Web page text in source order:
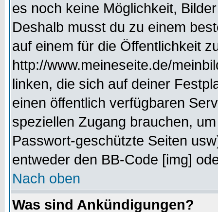
es noch keine Möglichkeit,
Deshalb musst du zu einem
auf einem für die Öffentlichkeit
http://www.meineseite.de/
linken, die sich auf deiner
einen öffentlich verfügbaren
speziellen Zugang brauchen,
Passwort-geschützte Seiten
entweder den BB-Code [img]
Nach oben
Was sind Ankündigungen?